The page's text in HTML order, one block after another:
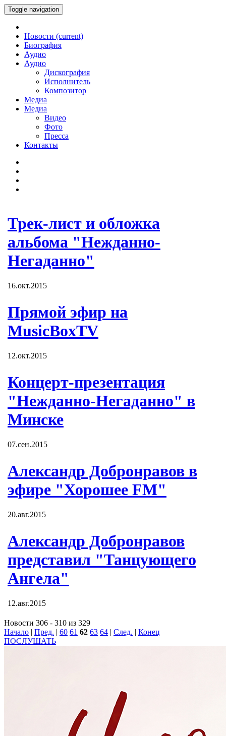
Toggle navigation
Новости (current)
Биография
Аудио
Аудио
Дискография
Исполнитель
Композитор
Медиа
Медиа
Видео
Фото
Пресса
Контакты
Трек-лист и обложка
альбома "Нежданно-
Негаданно"
16.окт.2015
Прямой эфир на
MusicBoxTV
12.окт.2015
Концерт-презентация
"Нежданно-Негаданно" в
Минске
07.сен.2015
Александр Добронравов в
эфире "Хорошее FM"
20.авг.2015
Александр Добронравов
представил "Танцующего
Ангела"
12.авг.2015
Новости 306 - 310 из 329
Начало | Пред. | 60 61 62 63 64 | След. | Конец
ПОСЛУШАТЬ